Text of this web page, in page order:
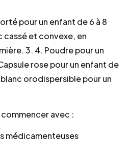
pour un enfant de 6 à 8
cassé et convexe, en
3. 4. Poudre pour un
rose pour un enfant de
orodispersible pour un
avec :
médicamenteuses